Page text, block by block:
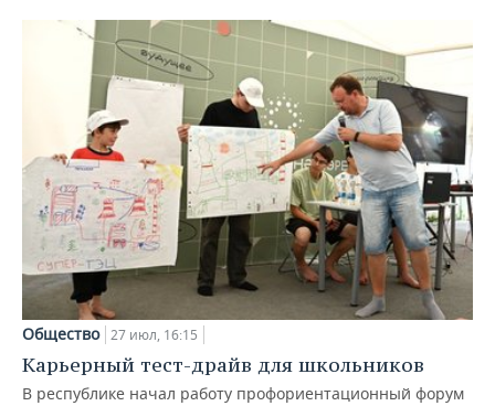
Общество 27 июл, 16:15
Карьерный тест-драйв для школьников
В республике начал работу профориентационный форум